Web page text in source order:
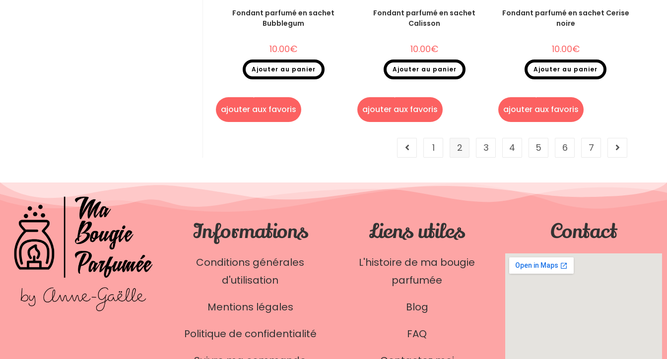
Fondant parfumé en sachet
Bubblegum
10.00€
Ajouter au panier
ajouter aux favoris
Fondant parfumé en sachet
Calisson
10.00€
Ajouter au panier
ajouter aux favoris
Fondant parfumé en sachet Cerise
noire
10.00€
Ajouter au panier
ajouter aux favoris
1 2 3 4 5 6 7
Informations
Conditions générales
d'utilisation
Mentions légales
Politique de confidentialité
Liens utiles
L'histoire de ma bougie
parfumée
Blog
FAQ
Contact